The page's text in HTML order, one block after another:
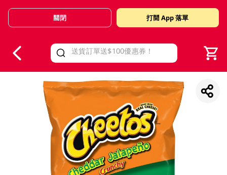
Valid Until 30 June 2026
關閉 打開 App 落單